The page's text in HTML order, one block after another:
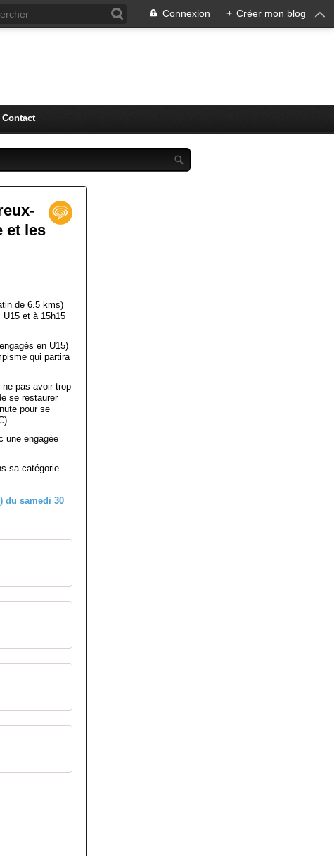
Connexion + Créer mon blog
Contact
et les
de 6.5 kms)
et à 15h15
en U15)
qui partira
ne pas avoir trop
se restaurer
pour se
une engagée
sa catégorie.